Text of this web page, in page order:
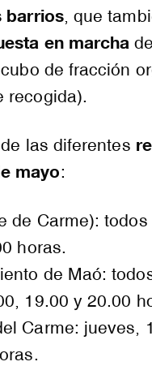
barrios, que
en marcha
de fracción
recogida).
las diferentes
mayo:
de Carme):
horas.
de Maó:
19.00 y 20.00
Carme: jueves,